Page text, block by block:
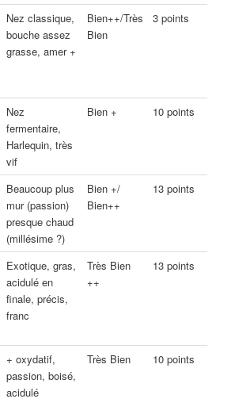
Nez classique,
bouche assez
grasse, amer +
Bien++/Très
Bien
3 points
Nez
fermentaire,
Harlequin, très
vif
Bien + 10 points
Beaucoup plus
mur (passion)
presque chaud
(millésime ?)
Bien +/
Bien++
13 points
Exotique, gras,
acidulé en
finale, précis,
franc
Très Bien
++
13 points
+ oxydatif,
passion, boisé,
acidulé
Très Bien 10 points